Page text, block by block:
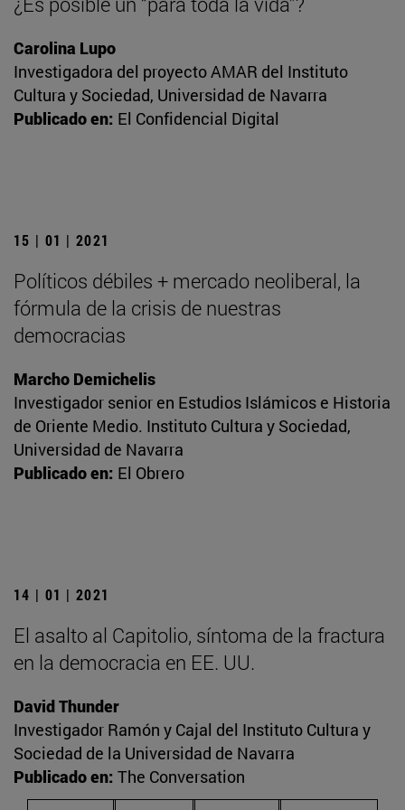
Carolina Lupo
Investigadora del proyecto AMAR del Instituto
Cultura y Sociedad, Universidad de Navarra
Publicado en: El Confidencial Digital
15 | 01 | 2021
Políticos débiles + mercado neoliberal, la
fórmula de la crisis de nuestras
democracias
Marcho Demichelis
Investigador senior en Estudios Islámicos e Historia
de Oriente Medio. Instituto Cultura y Sociedad,
Universidad de Navarra
Publicado en: El Obrero
14 | 01 | 2021
El asalto al Capitolio, síntoma de la fractura
en la democracia en EE. UU.
David Thunder
Investigador Ramón y Cajal del Instituto Cultura y
Sociedad de la Universidad de Navarra
Publicado en: The Conversation